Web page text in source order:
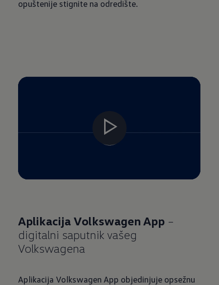
opuštenije stignite na odredište.
Aplikacija Volkswagen App –
digitalni saputnik vašeg
Volkswagena
Aplikacija Volkswagen App objedinjuje opsežnu